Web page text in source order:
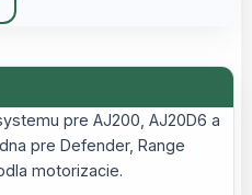
pre AJ200, AJ20D6 a
pre Defender, Range
motorizacie.